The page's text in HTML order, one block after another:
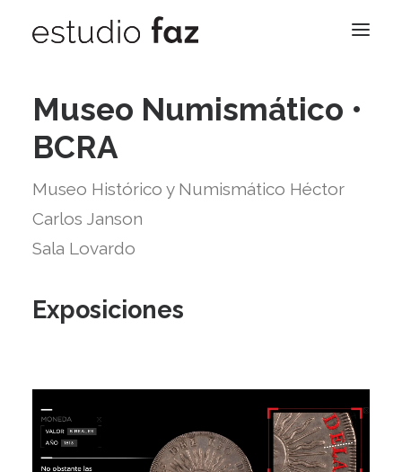
Nosotros
Trabajos
Blog
Museo Numismático •
BCRA
Museo Histórico y Numismático Héctor
Carlos Janson
Sala Lovardo
Exposiciones